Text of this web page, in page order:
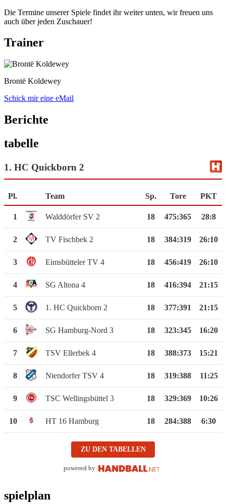
Die Termine unserer Spiele findet ihr weiter unten, wir freuen uns
auch über jeden Zuschauer!
Trainer
Brontë Koldewey
Schick mir eine eMail
Berichte
tabelle
1. HC Quickborn 2
Pl. Team Sp. Tore PKT
1 Walddörfer SV 2 18 475:365 28:8
2 TV Fischbek 2 18 384:319 26:10
3 Eimsbütteler TV 4 18 456:419 26:10
4 SG Altona 4 18 416:394 21:15
5 1. HC Quickborn 2 18 377:391 21:15
6 SG Hamburg-Nord 3 18 323:345 16:20
7 TSV Ellerbek 4 18 388:373 15:21
8 Niendorfer TSV 4 18 319:388 11:25
9 TSC Wellingsbüttel 3 18 329:369 10:26
10 HT 16 Hamburg 18 284:388 6:30
ZU DEN TABELLEN
powered by
spielplan